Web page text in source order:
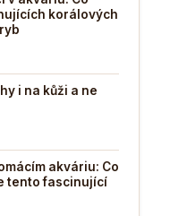
korálových
i na kůži a ne
akváriu: Co
tento fascinující